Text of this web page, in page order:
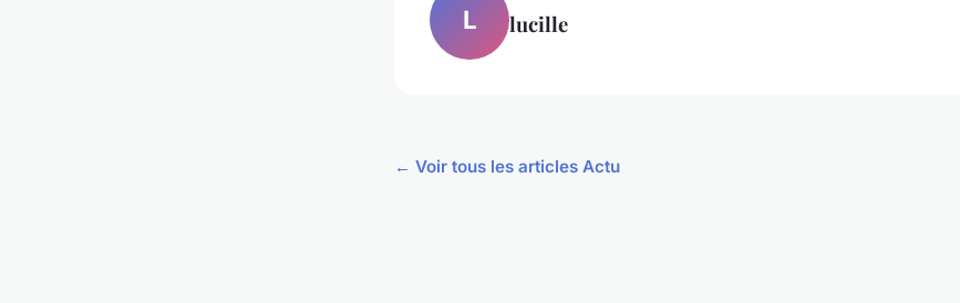
L lucille
← Voir tous les articles Actu